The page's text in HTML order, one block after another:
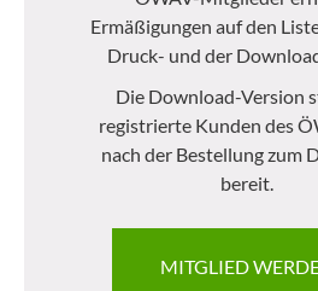
Ermäßigungen auf den
Druck- und der
Die Download-Version
registrierte Kunden des
nach der Bestellung zum
bereit.
MITGLIED